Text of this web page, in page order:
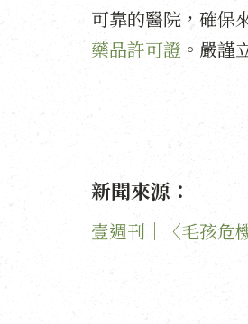
可靠的醫院，確保
藥品許可證 。嚴謹
新聞來源：
壹週刊｜〈毛孩危